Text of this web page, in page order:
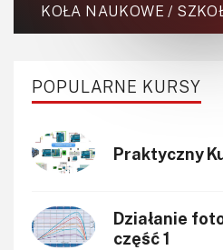
KOŁA NAUKOWE /
POPULARNE KURSY
Praktyczny
Działanie
część 1